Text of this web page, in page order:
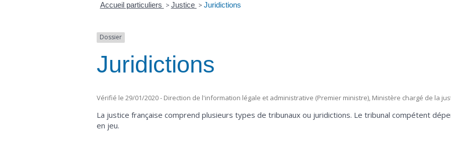
Accueil particuliers > Justice > Juridictions
Dossier
Juridictions
Vérifié le 29/01/2020 - Direction de l'information légale et administrative (Premier ministre), Ministère chargé de la
La justice française comprend plusieurs types de tribunaux ou juridictions. Le tribunal compétent
en jeu.